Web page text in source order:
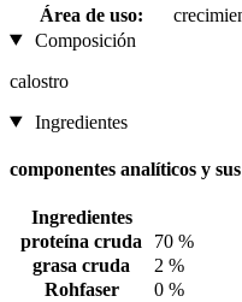
Área de uso:
Composición
calostro
Ingredientes
componentes analíticos y
Ingredientes
proteína cruda
70 %
grasa cruda
2 %
Rohfaser
0 %